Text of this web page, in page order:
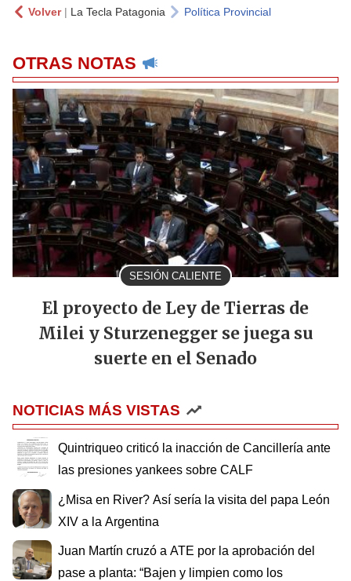
Volver| La Tecla Patagonia Política Provincial
OTRAS NOTAS
SESIÓN CALIENTE
El proyecto de Ley de Tierras de
Milei y Sturzenegger se juega su
suerte en el Senado
NOTICIAS MÁS VISTAS
Quintriqueo criticó la inacción de Cancillería ante
las presiones yankees sobre CALF
¿Misa en River? Así sería la visita del papa León
XIV a la Argentina
Juan Martín cruzó a ATE por la aprobación del
pase a planta: “Bajen y limpien como los